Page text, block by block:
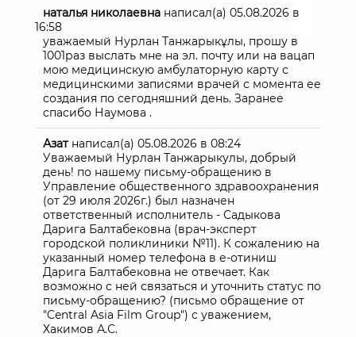
списку
книги
наталья николаевна написал(а) 05.08.2026 в
16:58
уважаемый Нурлан Танжарыкұлы, прошу в
1001раз выслать мне на эл. почту или на вацап
мою медицинскую амбулаторную карту с
медицинскими записями врачей с момента ее
создания по сегодняшний день. Заранее
спасибо Наумова .
Азат написал(а) 05.08.2026 в 08:24
Уважаемый Нурлан Танжарыкулы, добрый
день! по нашему письму-обращению в
Управление общественного здравоохранения
(от 29 июля 2026г.) был назначен
ответственный исполнитель - Садыкова
Дарига Балтабековна (врач-эксперт
городской поликлиники №11). К сожалению на
указанный номер телефона в е-отиниш
Дарига Балтабековна не отвечает. Как
возможно с ней связаться и уточнить статус по
письму-обращению? (письмо обращение от
"Central Asia Film Group") с уважением,
Хакимов А.С.